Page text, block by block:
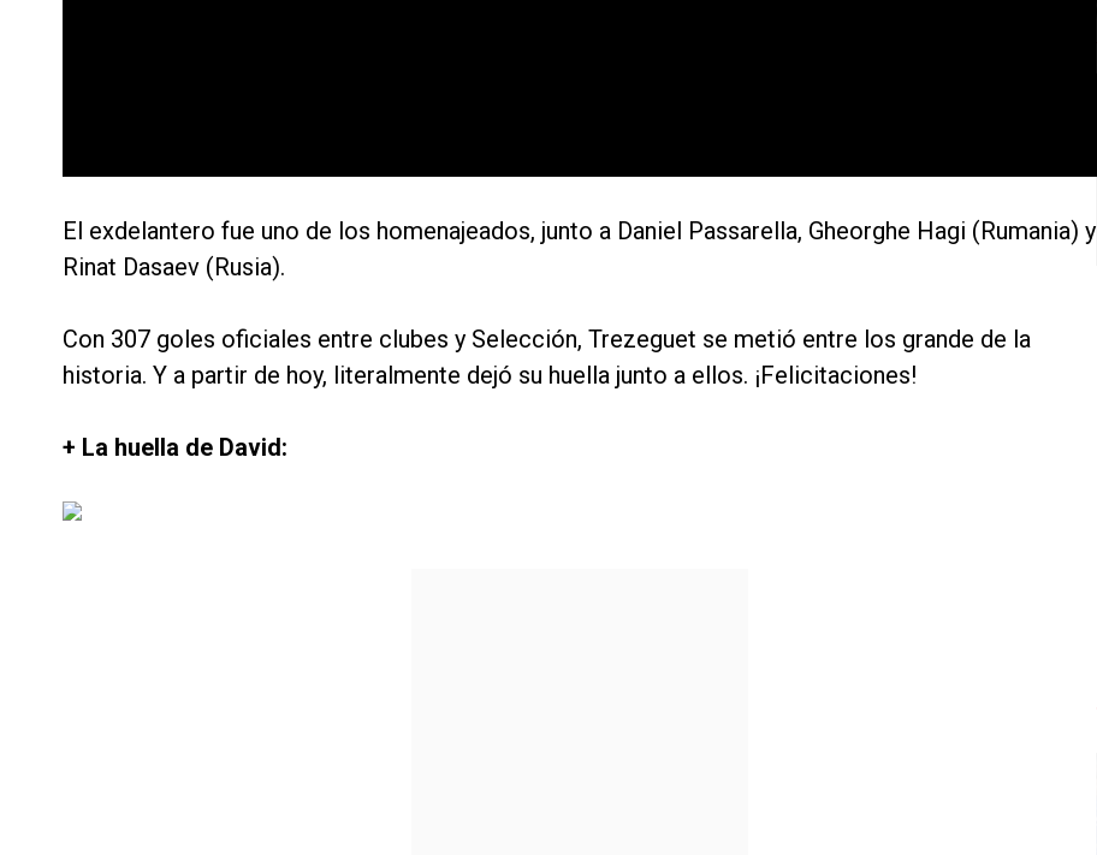
El exdelantero fue uno de los homenajeados, junto a Daniel Passarella, Gheorghe Hagi (Rumania) y
Rinat Dasaev (Rusia).
Con 307 goles oficiales entre clubes y Selección, Trezeguet se metió entre los grande de la
historia. Y a partir de hoy, literalmente dejó su huella junto a ellos. ¡Felicitaciones!
+ La huella de David: